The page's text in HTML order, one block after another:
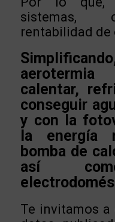
sistemas,
rentabilidad de
calentar,
conseguir
y con la
la energía
bomba de
así
Te invitamos